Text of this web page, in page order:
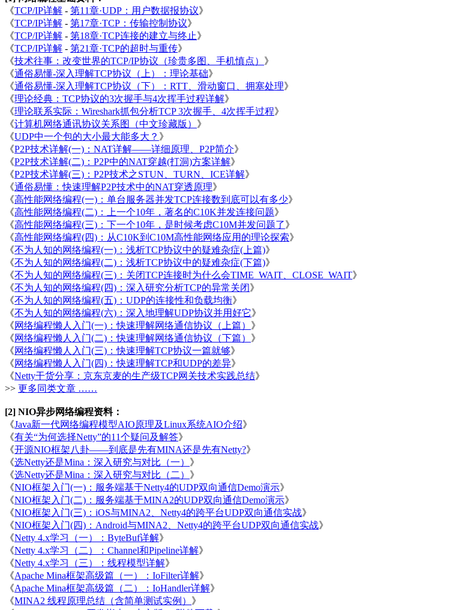
《TCP/IP详解 - 第11章·UDP：用户数据报协议》
《TCP/IP详解 - 第17章·TCP：传输控制协议》
《TCP/IP详解 - 第18章·TCP连接的建立与终止》
《TCP/IP详解 - 第21章·TCP的超时与重传》
《技术往事：改变世界的TCP/IP协议（珍贵多图、手机慎点） 》
《通俗易懂-深入理解TCP协议（上）：理论基础》
《通俗易懂-深入理解TCP协议（下）：RTT、滑动窗口、拥塞处理》
《理论经典：TCP协议的3次握手与4次挥手过程详解》
《理论联系实际：Wireshark抓包分析TCP 3次握手、4次挥手过程》
《计算机网络通讯协议关系图（中文珍藏版） 》
《UDP中一个包的大小最大能多大？ 》
《P2P技术详解(一)：NAT详解——详细原理、P2P简介》
《P2P技术详解(二)：P2P中的NAT穿越(打洞)方案详解》
《P2P技术详解(三)：P2P技术之STUN、TURN、ICE详解》
《通俗易懂：快速理解P2P技术中的NAT穿透原理》
《高性能网络编程(一)：单台服务器并发TCP连接数到底可以有多少》
《高性能网络编程(二)：上一个10年，著名的C10K并发连接问题》
《高性能网络编程(三)：下一个10年，是时候考虑C10M并发问题了》
《高性能网络编程(四)：从C10K到C10M高性能网络应用的理论探索》
《不为人知的网络编程(一)：浅析TCP协议中的疑难杂症(上篇)》
《不为人知的网络编程(二)：浅析TCP协议中的疑难杂症(下篇)》
《不为人知的网络编程(三)：关闭TCP连接时为什么会TIME_WAIT、CLOSE_WAIT》
《不为人知的网络编程(四)：深入研究分析TCP的异常关闭》
《不为人知的网络编程(五)：UDP的连接性和负载均衡》
《不为人知的网络编程(六)：深入地理解UDP协议并用好它》
《网络编程懒人入门(一)：快速理解网络通信协议（上篇） 》
《网络编程懒人入门(二)：快速理解网络通信协议（下篇） 》
《网络编程懒人入门(三)：快速理解TCP协议一篇就够》
《网络编程懒人入门(四)：快速理解TCP和UDP的差异》
《Netty干货分享：京东京麦的生产级TCP网关技术实践总结》
>> 更多同类文章 ……
[2] NIO异步网络编程资料：
《Java新一代网络编程模型AIO原理及Linux系统AIO介绍》
《有关“为何选择Netty”的11个疑问及解答》
《开源NIO框架八卦——到底是先有MINA还是先有Netty?》
《选Netty还是Mina：深入研究与对比（一） 》
《选Netty还是Mina：深入研究与对比（二） 》
《NIO框架入门(一)：服务端基于Netty4的UDP双向通信Demo演示》
《NIO框架入门(二)：服务端基于MINA2的UDP双向通信Demo演示》
《NIO框架入门(三)：iOS与MINA2、Netty4的跨平台UDP双向通信实战》
《NIO框架入门(四)：Android与MINA2、Netty4的跨平台UDP双向通信实战》
《Netty 4.x学习（一）：ByteBuf详解》
《Netty 4.x学习（二）：Channel和Pipeline详解》
《Netty 4.x学习（三）：线程模型详解》
《Apache Mina框架高级篇（一）：IoFilter详解》
《Apache Mina框架高级篇（二）：IoHandler详解》
《MINA2 线程原理总结（含简单测试实例） 》